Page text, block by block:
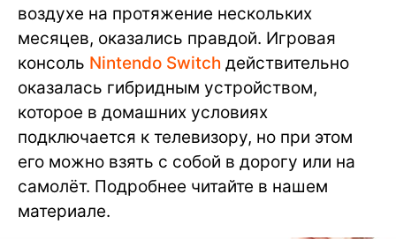
воздухе на протяжение нескольких
месяцев, оказались правдой. Игровая
консоль Nintendo Switch действительно
оказалась гибридным устройством,
которое в домашних условиях
подключается к телевизору, но при этом
его можно взять с собой в дорогу или на
самолёт. Подробнее читайте в нашем
материале.